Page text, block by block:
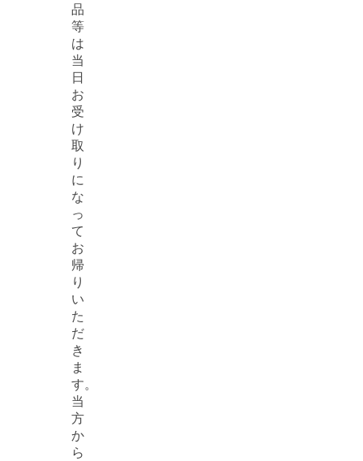
品
等
は
当
日
お
受
け
取
り
に
な
っ
て
お
帰
り
い
た
だ
き
ま
す。
当
方
か
ら